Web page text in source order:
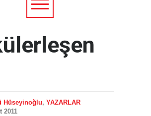
Hüseyinoğlu, YAZARLAR
2011